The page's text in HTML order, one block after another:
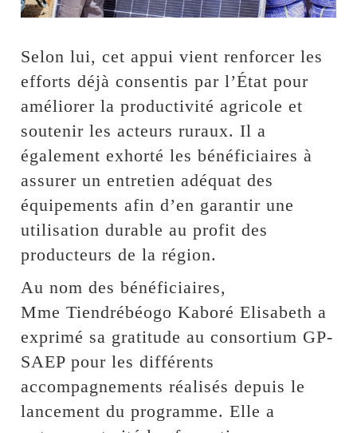
Selon lui, cet appui vient renforcer les
efforts déjà consentis par l’État pour
améliorer la productivité agricole et
soutenir les acteurs ruraux. Il a
également exhorté les bénéficiaires à
assurer un entretien adéquat des
équipements afin d’en garantir une
utilisation durable au profit des
producteurs de la région.
Au nom des bénéficiaires,
Mme Tiendrébéogo Kaboré Elisabeth a
exprimé sa gratitude au consortium GP-
SAEP pour les différents
accompagnements réalisés depuis le
lancement du programme. Elle a